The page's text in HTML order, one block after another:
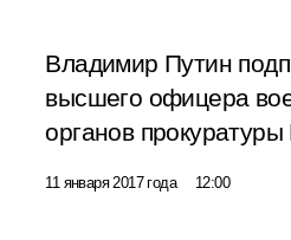
Владимир Путин
высшего офицера
органов
11 января 2017 года 12:00